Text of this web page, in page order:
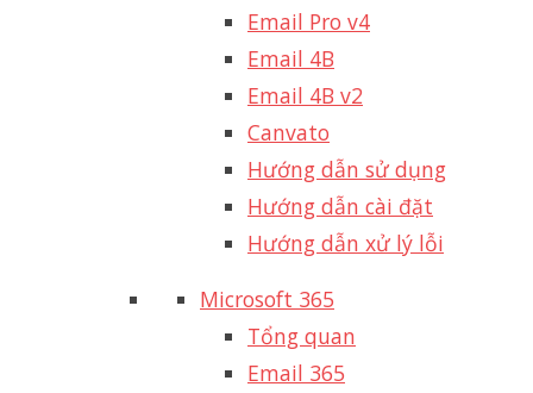
Email Pro v4
Email 4B
Email 4B v2
Canvato
Hướng dẫn sử dụng
Hướng dẫn cài đặt
Hướng dẫn xử lý lỗi
Microsoft 365
Tổng quan
Email 365